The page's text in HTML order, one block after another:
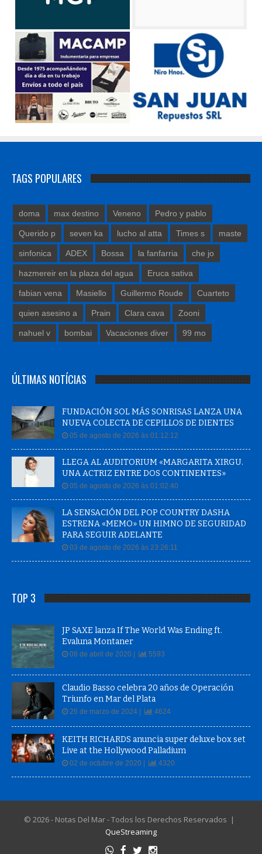
TAGS POPULARES
doma max destino Veneno Pedro y pablo
Querido p seven ka lucho al atta Times s maste
sinfonica ADEX Bossa la fanfarria che jo
hazmereir en la plaza del agua Eruca sativa
fabian vena Masiello Guillermo Roude Cuarteto
quien asesino a Prain Clara cava Zooni
nahuel v bombai Vacaciones diver 99 mo
ÚLTIMAS NOTÍCIAS
FUNDACIÓN SOL MÁS SONRISAS LANZA UNA
NUEVA COLECTA DE CEPILLOS DE DIENTES
05 de agosto de 2026 às 01:12:12
LLEGA AL AUDITORIUM «MARGARITA XIRGU.
UNA ACTRIZ ENTRE DOS CONTINENTES»
05 de agosto de 2026 às 01:02:40
LA SENSACIÓN DEL POP COUNTRY DASHA
ESTRENA «MEMO» UN HIMNO DE SEGURIDAD
PARA SEGUIR ADELANTE
03 de agosto de 2026 às 23:26:11
TOP 3
JP SAXE lanza If The World Was Ending ft.
Evaluna Montaner
08 de abril de 2020 | 5593
Claudio Basso celebra 20 años de Operación
Triunfo en Mar del Plata
26 de marzo de 2024 | 4624
KEITH RICHARDS anuncia super deluxe box set
Live at the Hollywood Palladium
02 de octubre de 2020 | 4320
© 2026 - Notas Del Mar - Todos los Derechos Reservados |
QueStreaming